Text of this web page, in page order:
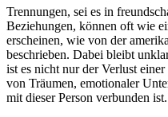
Trennungen, sei es in
Beziehungen, können oft wie
erscheinen, wie von der
beschrieben. Dabei bleibt
ist es nicht nur der Verlust
von Träumen, emotionaler
mit dieser Person verbunden ist.